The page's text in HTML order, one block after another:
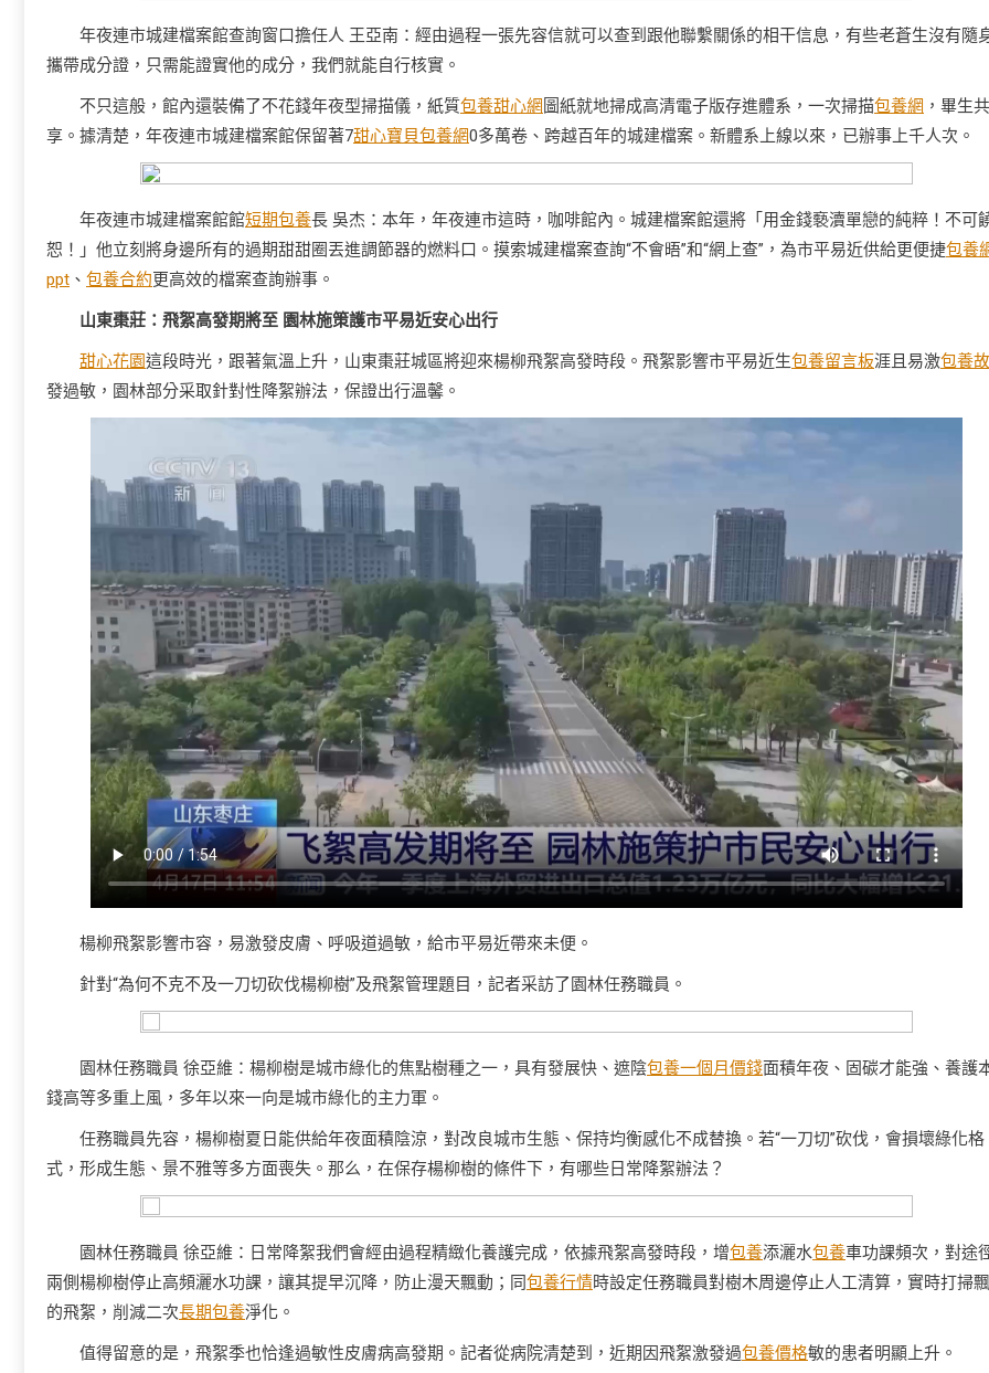
年夜連市城建檔案館查詢窗口擔任人 王亞南：經由過程一張先容信就可以查到跟他聯繫關係的相干信息，有些老蒼生沒有隨
攜帶成分證，只需能證實他的成分，我們就能自行核實。
不只這般，館內還裝備了不花錢年夜型掃描儀，紙質包養甜心網 圖紙就地掃成高清電子版存進體系，一次掃描包養網 ，畢生共
享。據清楚，年夜連市城建檔案館保留著7甜心寶貝包養網0多萬卷、跨越百年的城建檔案。新體系上線以來，已辦事上千人次。
年夜連市城建檔案館館短期包養長 吳杰：本年，年夜連市這時，咖啡館內。城建檔案館還將「用金錢褻瀆單戀的純粹！不可
恕！」他立刻將身邊所有的過期甜甜圈丟進調節器的燃料口。摸索城建檔案查詢“不會晤”和“網上查”，為市平易近供給更便捷包養
ppt 、 包養合約更高效的檔案查詢辦事。
山東棗莊：飛絮高發期將至 園林施策護市平易近安心出行
甜心花園這段時光，跟著氣溫上升，山東棗莊城區將迎來楊柳飛絮高發時段。飛絮影響市平易近生包養留言板涯且易激包養
發過敏，園林部分采取針對性降絮辦法，保證出行溫馨。
楊柳飛絮影響市容，易激發皮膚、呼吸道過敏，給市平易近帶來未便。
針對“為何不克不及一刀切砍伐楊柳樹”及飛絮管理題目，記者采訪了園林任務職員。
園林任務職員 徐亞維：楊柳樹是城市綠化的焦點樹種之一，具有發展快、遮陰包養一個月價錢面積年夜、固碳才能強、養護
錢高等多重上風，多年以來一向是城市綠化的主力軍。
任務職員先容，楊柳樹夏日能供給年夜面積陰涼，對改良城市生態、保持均衡感化不成替換。若“一刀切”砍伐，會損壞綠化格
式，形成生態、景不雅等多方面喪失。那么，在保存楊柳樹的條件下，有哪些日常降絮辦法？
園林任務職員 徐亞維：日常降絮我們會經由過程精緻化養護完成，依據飛絮高發時段，增包養添灑水包養車功課頻次，對途
兩側楊柳樹停止高頻灑水功課，讓其提早沉降，防止漫天飄動；同包養行情時設定任務職員對樹木周邊停止人工清算，實時打掃
的飛絮，削減二次長期包養淨化。
值得留意的是，飛絮季也恰逢過敏性皮膚病高發期。記者從病院清楚到，近期因飛絮激發過包養價格敏的患者明顯上升。